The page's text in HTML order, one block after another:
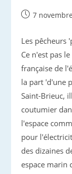
Publication
7
Les pêcheurs
Ce n'est pas
française de
la part 'd'une
Saint-Brieuc,
coutumier
l'espace
pour
des dizaines
espace marin